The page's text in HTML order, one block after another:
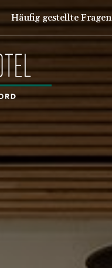
Häufig gestellte Fragen